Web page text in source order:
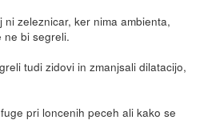
zeleznicar, ker nima ambienta,
ne bi segreli.
tudi zidovi in zmanjsali dilatacijo,
pri loncenih peceh ali kako se